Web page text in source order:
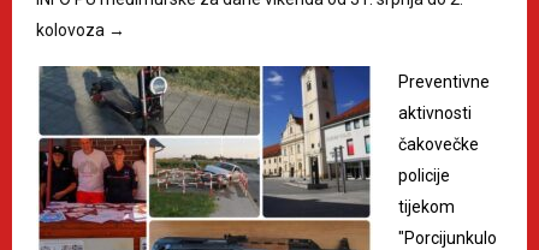
kolovoza →
Preventivne
aktivnosti
čakovečke
policije
tijekom
"Porcijunkulo